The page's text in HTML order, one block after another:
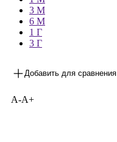
3 М
6 М
1 Г
3 Г
Добавить для сравнения